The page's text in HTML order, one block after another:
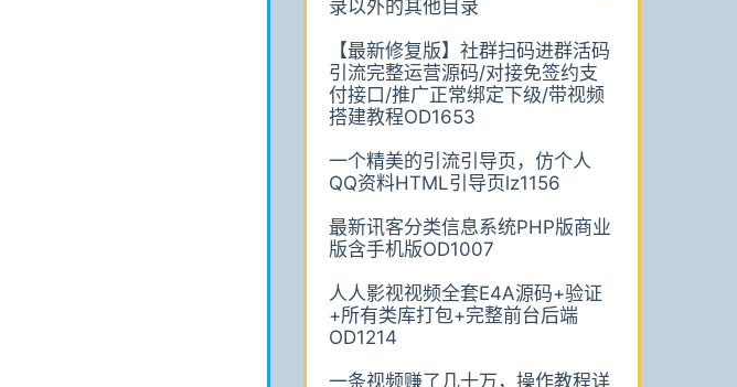
录以外的其他目录
【最新修复版】社群扫码进群活码
引流完整运营源码/对接免签约支
付接口/推广正常绑定下级/带视频
搭建教程OD1653
一个精美的引流引导页，仿个人
QQ资料HTML引导页lz1156
最新讯客分类信息系统PHP版商业
版含手机版OD1007
人人影视视频全套E4A源码+验证
+所有类库打包+完整前台后端
OD1214
一条视频赚了几十万，操作教程详